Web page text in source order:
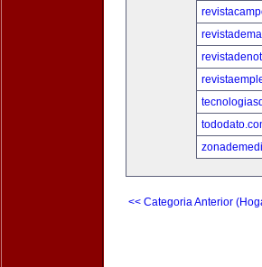
<< Categoria Anterior